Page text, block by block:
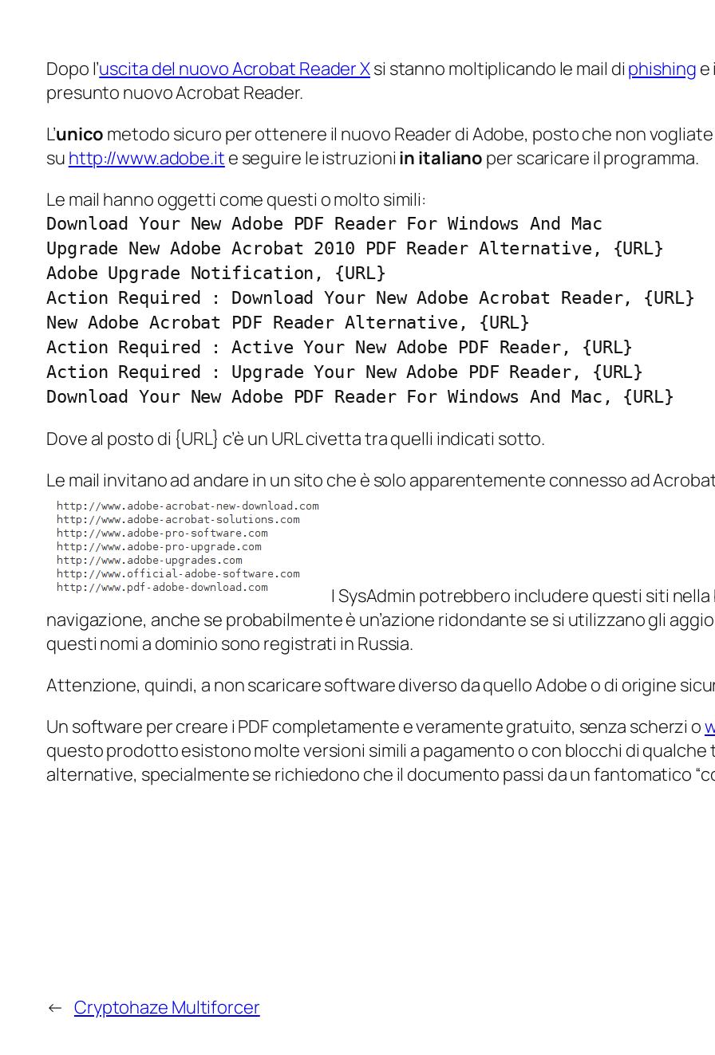
Dopo l’uscita del nuovo Acrobat Reader Xsi stanno moltiplicando le mail di phishing e
presunto nuovo Acrobat Reader.
L’unico metodo sicuro per ottenere il nuovo Reader di Adobe, posto che non
su http://www.adobe.it e seguire le istruzioni in italiano per scaricare il programma.
Le mail hanno oggetti come questi o molto simili:
Download Your New Adobe PDF Reader For Windows And Mac
Upgrade New Adobe Acrobat 2010 PDF Reader Alternative, {URL}
Adobe Upgrade Notification, {URL}
Action Required : Download Your New Adobe Acrobat Reader, {URL}
New Adobe Acrobat PDF Reader Alternative, {URL}
Action Required : Active Your New Adobe PDF Reader, {URL}
Action Required : Upgrade Your New Adobe PDF Reader, {URL}
Download Your New Adobe PDF Reader For Windows And Mac, {URL}
Dove al posto di {URL} c’è un URL civetta tra quelli indicati sotto.
Le mail invitano ad andare in un sito che è solo apparentemente connesso ad
I SysAdmin potrebbero includere questi siti
navigazione, anche se probabilmente è un’azione ridondante se si utilizzano gli
questi nomi a dominio sono registrati in Russia.
Attenzione, quindi, a non scaricare software diverso da quello Adobe o di origine
Un software per creare i PDF completamente e veramente gratuito, senza scherzi o
questo prodotto esistono molte versioni simili a pagamento o con blocchi di
alternative, specialmente se richiedono che il documento passi da un fantomatico
← Cryptohaze Multiforcer